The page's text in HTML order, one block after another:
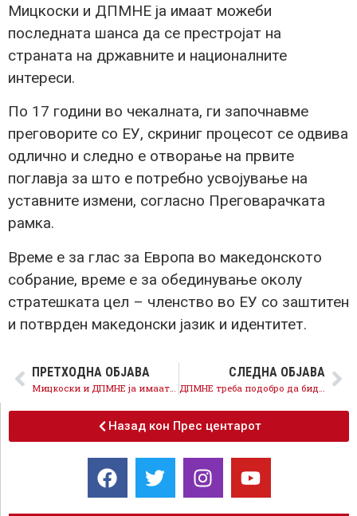
Мицкоски и ДПМНЕ ја имаат можеби
последната шанса да се престројат на
страната на државните и националните
интереси.
По 17 години во чекалната, ги започнавме
преговорите со ЕУ, скриниг процесот се одвива
одлично и следно е отворање на првите
поглавја за што е потребно усвојување на
уставните измени, согласно Преговарачката
рамка.
Време е за глас за Европа во македонското
собрание, време е за обединување околу
стратешката цел – членство во ЕУ со заштитен
и потврден македонски јазик и идентитет.
ПРЕТХОДНА ОБЈАВА
Мицкоски и ДПМНЕ ја имаат последната шанса да се престројат зад државните и национални интереси
СЛЕДНА ОБЈАВА
ДПМНЕ треба подобро да биде информирана, Декларацијата за Илинден СДСМ одамна ја поднесе
Назад кон Прес центарот